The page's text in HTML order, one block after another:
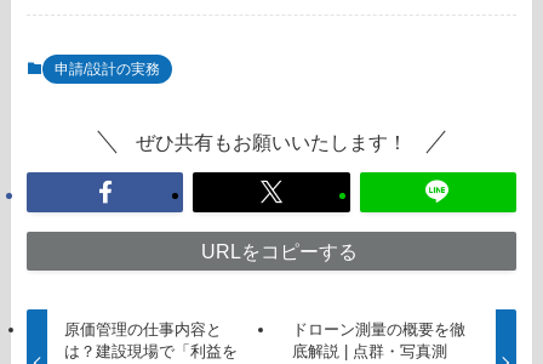
申請/設計の実務
ぜひ共有もお願いいたします！
URLをコピーする
原価管理の仕事内容と
は？建設現場で「利益を
ドローン測量の概要を徹
底解説 | 点群・写真測